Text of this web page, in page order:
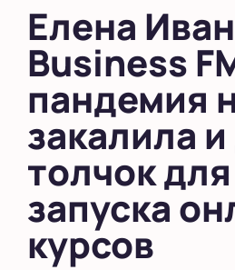
Елена
Business
пандемия
закалила
толчок для
запуска
курсов